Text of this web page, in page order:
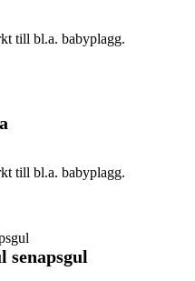
till bl.a. babyplagg.
till bl.a. babyplagg.
senapsgul